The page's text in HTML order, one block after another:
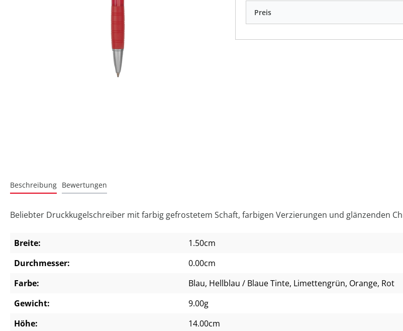
Preis
Beschreibung Bewertungen
Beliebter Druckkugelschreiber mit farbig gefrostetem Schaft, farbigen Verzierungen und glänzenden
Breite:
1.50cm
Durchmesser:
0.00cm
Farbe:
Blau, Hellblau / Blaue Tinte, Limettengrün, Orange, Rot
Gewicht:
9.00g
Höhe:
14.00cm